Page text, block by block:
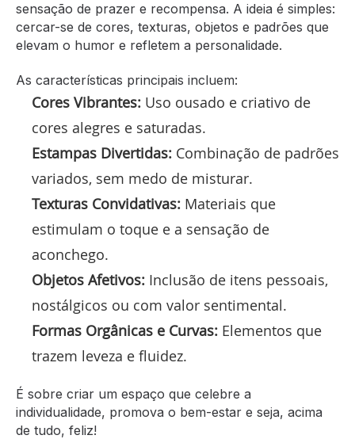
sensação de prazer e recompensa. A ideia é simples:
cercar-se de cores, texturas, objetos e padrões que
elevam o humor e refletem a personalidade.
As características principais incluem:
Cores Vibrantes: Uso ousado e criativo de
cores alegres e saturadas.
Estampas Divertidas: Combinação de padrões
variados, sem medo de misturar.
Texturas Convidativas: Materiais que
estimulam o toque e a sensação de
aconchego.
Objetos Afetivos: Inclusão de itens pessoais,
nostálgicos ou com valor sentimental.
Formas Orgânicas e Curvas: Elementos que
trazem leveza e fluidez.
É sobre criar um espaço que celebre a
individualidade, promova o bem-estar e seja, acima
de tudo, feliz!